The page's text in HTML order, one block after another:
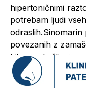
hipertoničnimi
potrebam ljudi
povezanih z
kihanje, kašljanje,
motnje spanja).